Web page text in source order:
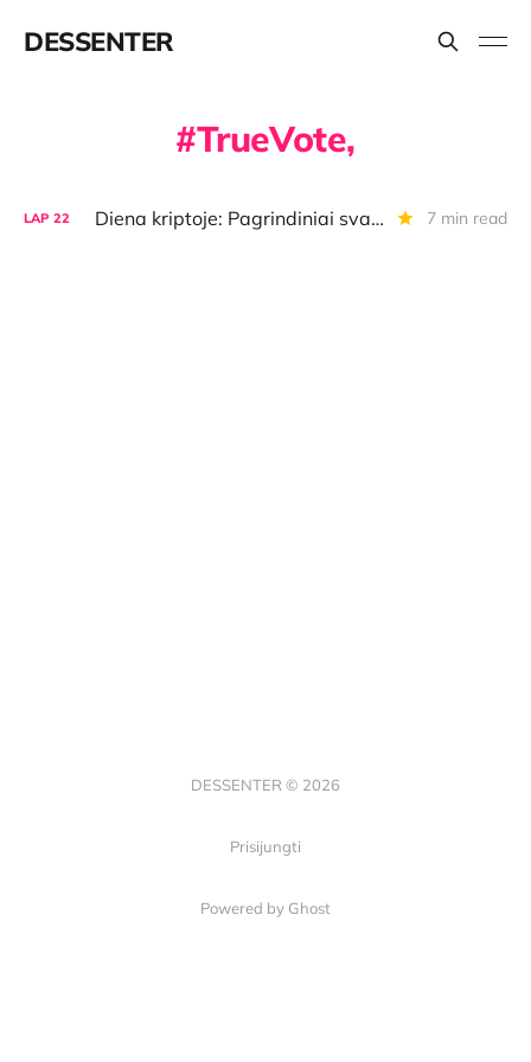
DESSENTER
TrueVote,
LAP 22 Diena kriptoje: Pagrindiniai svarbiausios "Binance" naujienos dalykai, Bitkoino "kasėjų" cenzūros ženklai 7 min read
DESSENTER © 2026
Prisijungti
Powered by Ghost